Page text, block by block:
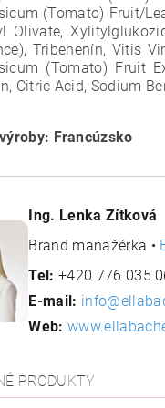
(Tomato) Fruit/
Olivate,
Tribehenín, Vitis
(Tomato) Fruit
Citric Acid, Sodium
Francúzsko
Ing. Lenka Zítková
Brand manažérka •
Tel: +420 776 035
E-mail:
Web:
PRODUKTY